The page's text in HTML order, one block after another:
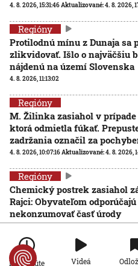
4. 8. 2026, 15:31:46Aktualizované:4. 8. 2026,
Regióny
Protilodnú mínu z Dunaja sa
zlikvidovať. Išlo o najväčšiu
nájdenú na území Slovenska
4. 8. 2026, 11:13:02
Regióny
M. Žilinka zasiahol v prípade
ktorá odmietla fúkať.
zadržania označil za
4. 8. 2026, 10:07:16Aktualizované:4. 8. 2026,
Regióny
Chemický postrek zasiahol
Rajci: Obyvateľom odporúčajú
nekonzumovať časť úrody
4. 8. 2026, 8:18:38
Po minúte Videá